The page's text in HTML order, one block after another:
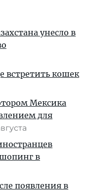
унесло в
встретить кошек
Мексика
для
шопинг в
появления в